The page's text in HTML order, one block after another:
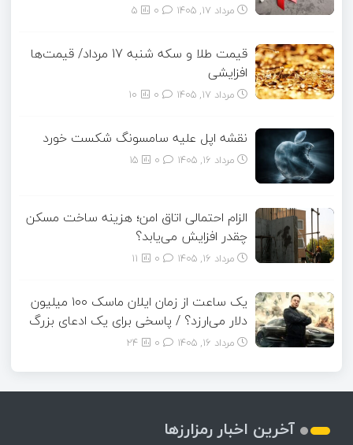
مرداد ۱۷, ۱۴۰۵ 5
قیمت طلا و سکه شنبه 17 مرداد/ قیمت‌ها
افزایشی
مرداد ۱۷, ۱۴۰۵ 10
نقشه اپل علیه سامسونگ شکست خورد
مرداد ۱۶, ۱۴۰۵ 15
الزام احتمالی اتاق امن؛ هزینه ساخت مسکن
چقدر افزایش می‌یابد؟
مرداد ۱۶, ۱۴۰۵ 11
یک ساعت از زمان ایلان ماسک ۱۰۰ میلیون
دلار می‌ارزد؟ / پاسخی برای یک ادعای بزرگ
مرداد ۱۶, ۱۴۰۵ 24
آخرین اخبار رمزارزها